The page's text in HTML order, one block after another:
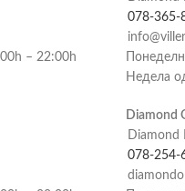
– 22:00h
078-365-
Недела
Diamond
Diamond
078-254-